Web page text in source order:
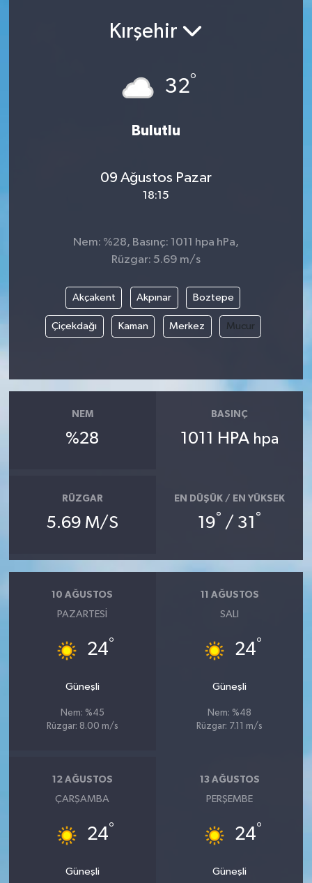
Kırşehir
32°
Bulutlu
09 Ağustos Pazar
18:15
Nem: %28, Basınç: 1011 hpa hPa,
Rüzgar: 5.69 m/s
Akçakent Akpınar Boztepe
Çiçekdağı Kaman Merkez Mucur
NEM
%28
BASINÇ
1011 HPA hpa
RÜZGAR
5.69 M/S
EN DÜŞÜK / EN YÜKSEK
19° / 31 °
10 AĞUSTOS
PAZARTESI
24°
Güneşli
Nem: %45
Rüzgar: 8.00 m/s
11 AĞUSTOS
SALI
24°
Güneşli
Nem: %48
Rüzgar: 7.11 m/s
12 AĞUSTOS
ÇARŞAMBA
24°
Güneşli
13 AĞUSTOS
PERŞEMBE
24°
Güneşli